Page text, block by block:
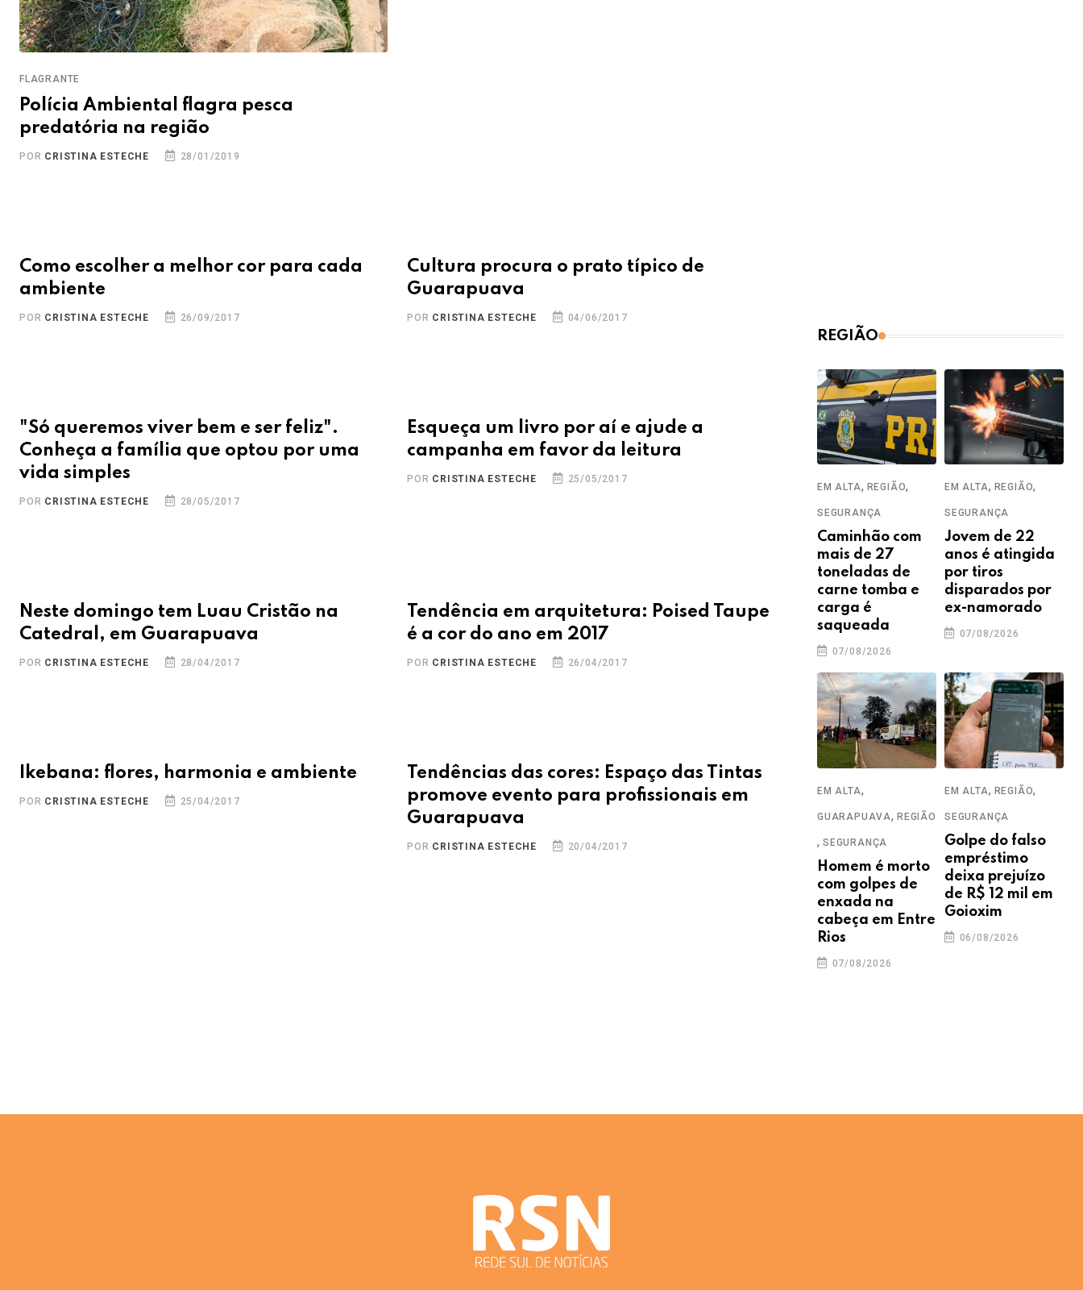
FLAGRANTE
Polícia Ambiental flagra pesca
predatória na região
POR CRISTINA ESTECHE 28/01/2019
Como escolher a melhor cor para cada
ambiente
POR CRISTINA ESTECHE 26/09/2017
Cultura procura o prato típico de
Guarapuava
POR CRISTINA ESTECHE 04/06/2017
"Só queremos viver bem e ser feliz".
Conheça a família que optou por uma
vida simples
POR CRISTINA ESTECHE 28/05/2017
Esqueça um livro por aí e ajude a
campanha em favor da leitura
POR CRISTINA ESTECHE 25/05/2017
Neste domingo tem Luau Cristão na
Catedral, em Guarapuava
POR CRISTINA ESTECHE 28/04/2017
Tendência em arquitetura: Poised Taupe
é a cor do ano em 2017
POR CRISTINA ESTECHE 26/04/2017
Ikebana: flores, harmonia e ambiente
POR CRISTINA ESTECHE 25/04/2017
Tendências das cores: Espaço das Tintas
promove evento para profissionais em
Guarapuava
POR CRISTINA ESTECHE 20/04/2017
REGIÃO
EM ALTA, REGIÃO,
SEGURANÇA
Caminhão com
mais de 27
toneladas de
carne tomba e
carga é
saqueada
07/08/2026
EM ALTA, REGIÃO,
SEGURANÇA
Jovem de 22
anos é atingida
por tiros
disparados por
ex-namorado
07/08/2026
EM ALTA,
GUARAPUAVA, REGIÃO
, SEGURANÇA
Homem é morto
com golpes de
enxada na
cabeça em Entre
Rios
07/08/2026
EM ALTA, REGIÃO,
SEGURANÇA
Golpe do falso
empréstimo
deixa prejuízo
de R$ 12 mil em
Goioxim
06/08/2026